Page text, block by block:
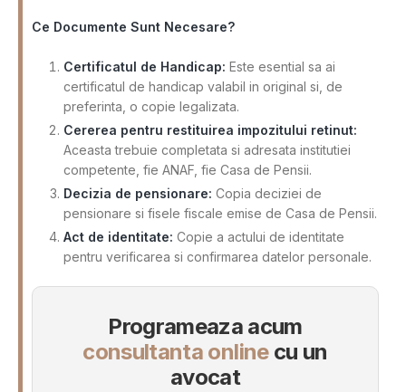
Ce Documente Sunt Necesare?
Certificatul de Handicap: Este esential sa ai
certificatul de handicap valabil in original si, de
preferinta, o copie legalizata.
Cererea pentru restituirea impozitului retinut:
Aceasta trebuie completata si adresata institutiei
competente, fie ANAF, fie Casa de Pensii.
Decizia de pensionare: Copia deciziei de
pensionare si fisele fiscale emise de Casa de Pensii.
Act de identitate: Copie a actului de identitate
pentru verificarea si confirmarea datelor personale.
Programeaza acum
consultanta onlinecu un
avocat